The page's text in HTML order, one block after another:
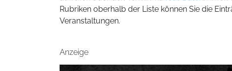
Rubriken oberhalb der Liste können Sie die
Veranstaltungen.
Anzeige